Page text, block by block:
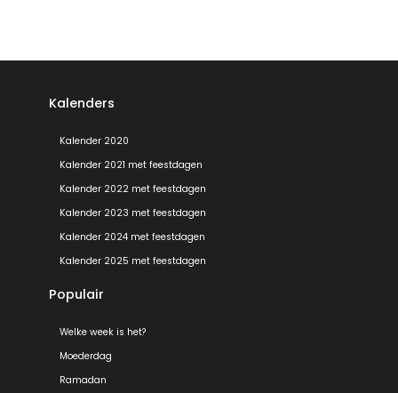
Kalenders
Kalender 2020
Kalender 2021 met feestdagen
Kalender 2022 met feestdagen
Kalender 2023 met feestdagen
Kalender 2024 met feestdagen
Kalender 2025 met feestdagen
Populair
Welke week is het?
Moederdag
Ramadan